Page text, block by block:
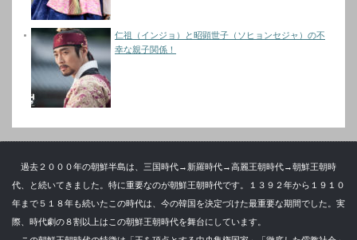
仁祖（インジョ）と昭顕世子（ソヒョンセジャ）の不
幸な親子関係！
過去２０００年の朝鮮半島は、三国時代→新羅時代→高麗王朝時代→朝鮮王朝時
代、と続いてきました。特に重要なのが朝鮮王朝時代です。１３９２年から１９１０
年まで５１８年も続いたこの時代は、今の韓国を決定づけた最重要な期間でした。実
際、時代劇の８割以上はこの朝鮮王朝時代を舞台にしています。